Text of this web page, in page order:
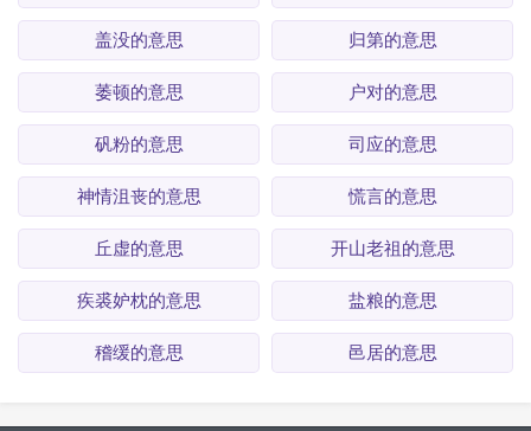
盖没的意思 归第的意思
萎顿的意思 户对的意思
矾粉的意思 司应的意思
神情沮丧的意思 慌言的意思
丘虚的意思 开山老祖的意思
疾裘妒枕的意思 盐粮的意思
稽缓的意思 邑居的意思